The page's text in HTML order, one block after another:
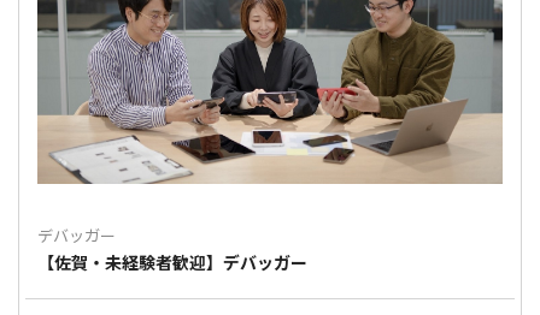
デバッガー
【佐賀・未経験者歓迎】デバッガー